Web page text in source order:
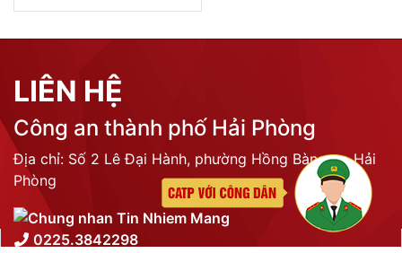
đường bộ
Cấp thẻ Căn cước công dân
Đăng ký, quản lý con dấu
Quản lý xuất nhập cảnh
Phòng cháy chữa cháy
Đơn vị thực hiện
THƯ VIỆN ẢNH